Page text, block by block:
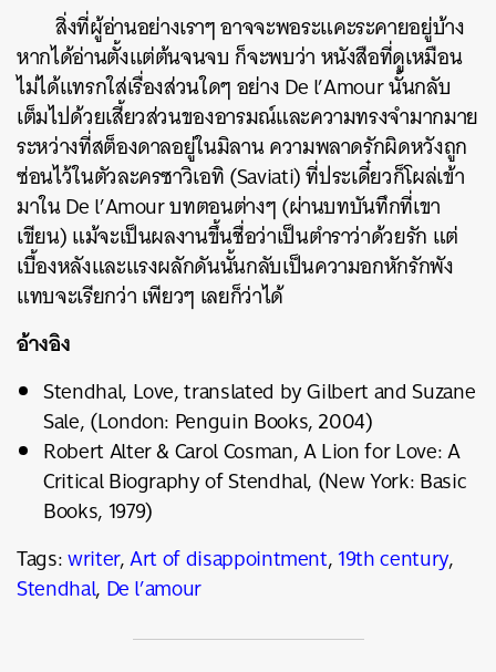
สิ่งที่ผู้อ่านอย่างเราๆ อาจจะพอระแคะระคายอยู่บ้าง
หากได้อ่านตั้งแต่ต้นจนจบ ก็จะพบว่า หนังสือที่ดูเหมือน
ไม่ได้แทรกใส่เรื่องส่วนใดๆ อย่าง De l’Amour นั้นกลับ
เต็มไปด้วยเสี้ยวส่วนของอารมณ์และความทรงจำมากมาย
ระหว่างที่สต็องดาลอยู่ในมิลาน ความพลาดรักผิดหวังถูก
ซ่อนไว้ในตัวละครซาวิเอทิ (Saviati) ที่ประเดี๋ยวก็โผล่เข้า
มาใน De l’Amour บทตอนต่างๆ (ผ่านบทบันทึกที่เขา
เขียน) แม้จะเป็นผลงานขึ้นชื่อว่าเป็นตำราว่าด้วยรัก แต่
เบื้องหลังและแรงผลักดันนั้นกลับเป็นความอกหักรักพัง
แทบจะเรียกว่า เพียวๆ เลยก็ว่าได้
อ้างอิง
Stendhal, Love, translated by Gilbert and Suzane
Sale, (London: Penguin Books, 2004)
Robert Alter & Carol Cosman, A Lion for Love: A
Critical Biography of Stendhal, (New York: Basic
Books, 1979)
Tags:writer,Art of disappointment,19th century,
Stendhal, De l’amour